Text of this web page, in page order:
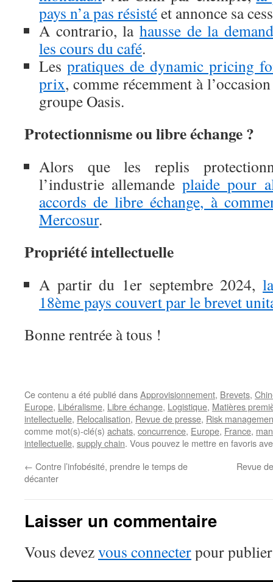
pays n’a pas résistéet annonce sa
A contrario, la hausse de la
les cours du café.
Les pratiques de dynamic pricing
prix, comme récemment à
groupe Oasis.
Protectionnisme ou libre échange ?
Alors que les replis
l’industrie allemandeplaide pour
accords de libre échange, à
Mercosur.
Propriété intellectuelle
A partir du 1er septembre 2024,
18ème pays couvert par le brevet
Bonne rentrée à tous !
Ce contenu a été publié dansApprovisionnement, Brevets,
Europe, Libéralisme, Libre échange, Logistique, Matières
intellectuelle, Relocalisation, Revue de presse, Risk
comme mot(s)-clé(s) achats, concurrence, Europe, France,
intellectuelle, supply chain. Vous pouvez le mettre en favoris
← Contre l’infobésité, prendre le temps de
décanter
Revue
Laisser un commentaire
Vous devezvous connecterpour